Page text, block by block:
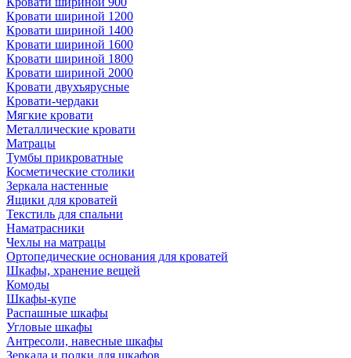
Кровати шириной 1200
Кровати шириной 1400
Кровати шириной 1600
Кровати шириной 1800
Кровати шириной 2000
Кровати двухъярусные
Кровати-чердаки
Мягкие кровати
Металлические кровати
Матрацы
Тумбы прикроватные
Косметические столики
Зеркала настенные
Ящики для кроватей
Текстиль для спальни
Наматрасники
Чехлы на матрацы
Ортопедические основания для кроватей
Шкафы, хранение вещей
Комоды
Шкафы-купе
Распашные шкафы
Угловые шкафы
Антресоли, навесные шкафы
Зеркала и полки для шкафов